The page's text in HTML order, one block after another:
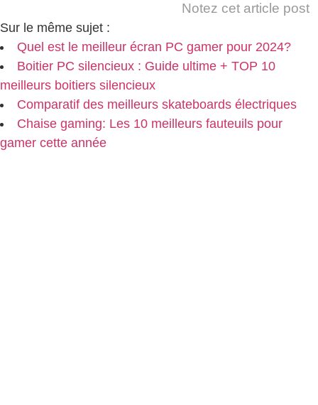
Notez cet article post
Sur le même sujet :
Quel est le meilleur écran PC gamer pour 2024?
Boitier PC silencieux : Guide ultime + TOP 10
meilleurs boitiers silencieux
Comparatif des meilleurs skateboards électriques
Chaise gaming: Les 10 meilleurs fauteuils pour
gamer cette année